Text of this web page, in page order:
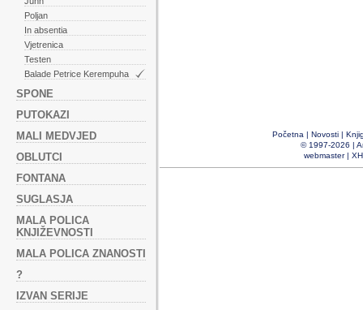
Poljan
In absentia
Vjetrenica
Testen
Balade Petrice Kerempuha
SPONE
PUTOKAZI
MALI MEDVJED
OBLUTCI
FONTANA
SUGLASJA
MALA POLICA
KNJIŽEVNOSTI
MALA POLICA ZNANOSTI
?
IZVAN SERIJE
Početna | Novosti |
© 1997-2026 |
webmaster|